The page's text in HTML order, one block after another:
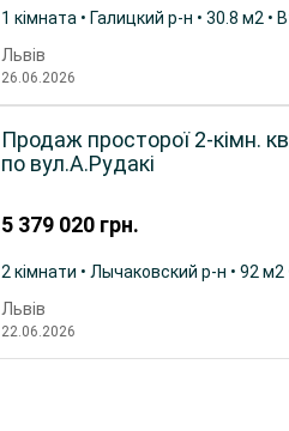
1 кімната • Галицкий р-н • 30.8 м2 •
Львів
26.06.2026
5 379 020 грн.
Продаж просторої 2-кімн.
по вул.А.Рудакі
2 кімнати • Лычаковский р-н • 92
Львів
22.06.2026